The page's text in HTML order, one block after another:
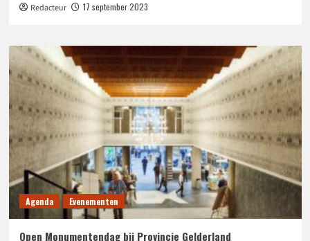
Redacteur 17 september 2023
Agenda Evenementen
Open Monumentendag bij Provincie Gelderland